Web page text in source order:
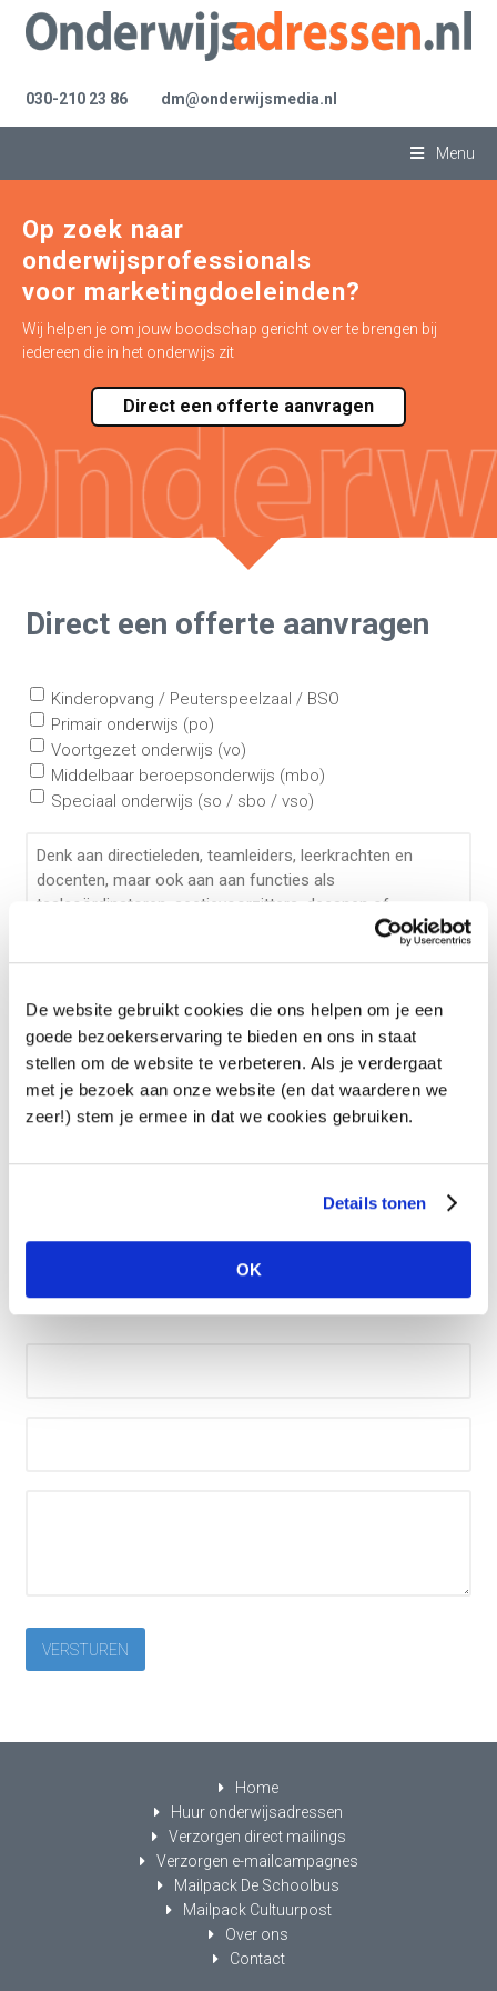
De website gebruikt cookies die ons helpen om je een
goede bezoekerservaring te bieden en ons in staat
stellen om de website te verbeteren. Als je verdergaat
met je bezoek aan onze website (en dat waarderen we
zeer!) stem je ermee in dat we cookies gebruiken.
Details tonen
OK
030-210 23 86 dm@onderwijsmedia.nl
Menu
Op zoek naar
onderwijsprofessionals
voor marketingdoeleinden?
Wij helpen je om jouw boodschap gericht over te brengen bij
iedereen die in het onderwijs zit
Direct een offerte aanvragen
Direct een offerte aanvragen
Kinderopvang / Peuterspeelzaal / BSO
Primair onderwijs (po)
Voortgezet onderwijs (vo)
Middelbaar beroepsonderwijs (mbo)
Speciaal onderwijs (so / sbo / vso)
Een digitale e-mailing
Schoolbus
Cultuurpost
Achternaam
Home
Huur onderwijsadressen
Verzorgen direct mailings
Verzorgen e-mailcampagnes
Mailpack De Schoolbus
Mailpack Cultuurpost
Over ons
Contact